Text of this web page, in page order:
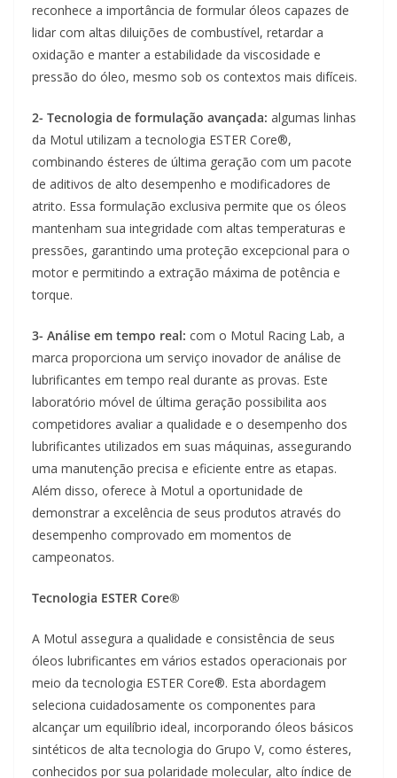
reconhece a importância de formular óleos capazes de
lidar com altas diluições de combustível, retardar a
oxidação e manter a estabilidade da viscosidade e
pressão do óleo, mesmo sob os contextos mais difíceis.
2- Tecnologia de formulação avançada: algumas linhas
da Motul utilizam a tecnologia ESTER Core®,
combinando ésteres de última geração com um pacote
de aditivos de alto desempenho e modificadores de
atrito. Essa formulação exclusiva permite que os óleos
mantenham sua integridade com altas temperaturas e
pressões, garantindo uma proteção excepcional para o
motor e permitindo a extração máxima de potência e
torque.
3- Análise em tempo real: com o Motul Racing Lab, a
marca proporciona um serviço inovador de análise de
lubrificantes em tempo real durante as provas. Este
laboratório móvel de última geração possibilita aos
competidores avaliar a qualidade e o desempenho dos
lubrificantes utilizados em suas máquinas, assegurando
uma manutenção precisa e eficiente entre as etapas.
Além disso, oferece à Motul a oportunidade de
demonstrar a excelência de seus produtos através do
desempenho comprovado em momentos de
campeonatos.
Tecnologia ESTER Core®
A Motul assegura a qualidade e consistência de seus
óleos lubrificantes em vários estados operacionais por
meio da tecnologia ESTER Core®. Esta abordagem
seleciona cuidadosamente os componentes para
alcançar um equilíbrio ideal, incorporando óleos básicos
sintéticos de alta tecnologia do Grupo V, como ésteres,
conhecidos por sua polaridade molecular, alto índice de